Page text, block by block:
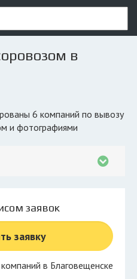
в
и фотографиями
заявок
заявку
в Благовещенске